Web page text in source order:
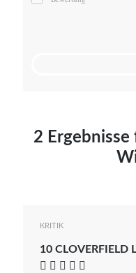
Mato von Vogelstein
2 Ergebnisse
KRITIK
10 CLOVERFIELD
    